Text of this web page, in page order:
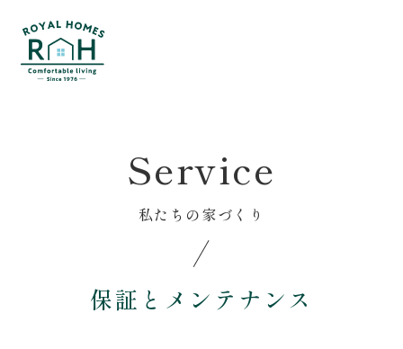
おうち見学会予約
お客様の声
Event
イベント･相談会
Blog
Service
私たちの家づくり
保証とメンテナンス